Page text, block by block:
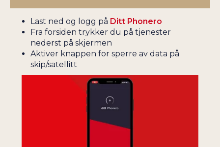
Last ned og logg på Ditt Phonero
Fra forsiden trykker du på tjenester
nederst på skjermen
Aktiver knappen for sperre av data på
skip/satellitt